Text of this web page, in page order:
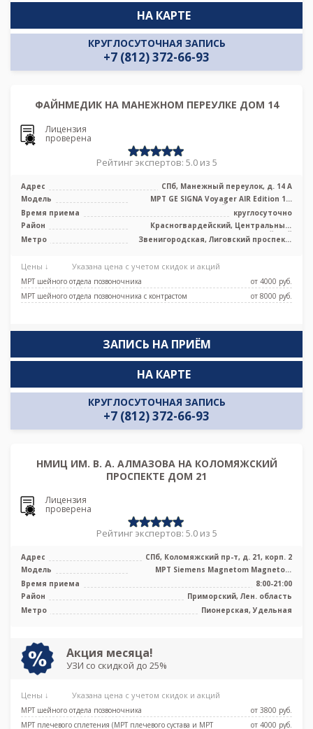
КРУГЛОСУТОЧНАЯ ЗАПИСЬ
+7 (812) 372-66-93
НА КАРТЕ
ФАЙНМЕДИК НА МАНЕЖНОМ ПЕРЕУЛКЕ ДОМ 14
Лицензия
проверена
Рейтинг экспертов: 5.0 из 5
Адрес
СПб, Манежный переулок, д. 14 А
Модель
МРТ GE SIGNA Voyager AIR Edition 1.5
Тесла полуоткрытый, КТ GE Revolut ...
Время приема
круглосуточно
Район
Красногвардейский, Центральный,
Адмиралтейский
Метро
Звенигородская, Лиговский проспект,
Площадь Ленина, Чернышевская
Цены ↓ Указана цена с учетом скидок и акций
МРТ шейного отдела позвоночника
от 4000 pуб.
МРТ шейного отдела позвоночника с контрастом
от 8000 pуб.
ЗАПИСЬ НА ПРИЁМ
КРУГЛОСУТОЧНАЯ ЗАПИСЬ
+7 (812) 372-66-93
НА КАРТЕ
НМИЦ ИМ. В. А. АЛМАЗОВА НА КОЛОМЯЖСКИЙ
ПРОСПЕКТЕ ДОМ 21
Лицензия
проверена
Рейтинг экспертов: 5.0 из 5
Адрес
СПб, Коломяжский пр-т, д. 21, корп. 2
Модель
МРТ Siemens Magnetom Magnetom
Espree 1.5 Тесла, КТ Philips Ingenuity E ...
Время приема
8:00-21:00
Район
Приморский, Лен. область
Метро
Пионерская, Удельная
Акция месяца!
УЗИ со скидкой до 25%
Цены ↓ Указана цена с учетом скидок и акций
МРТ шейного отдела позвоночника
от 3800 pуб.
МРТ плечевого сплетения (МРТ плечевого сустава и МРТ
от 4000 pуб.